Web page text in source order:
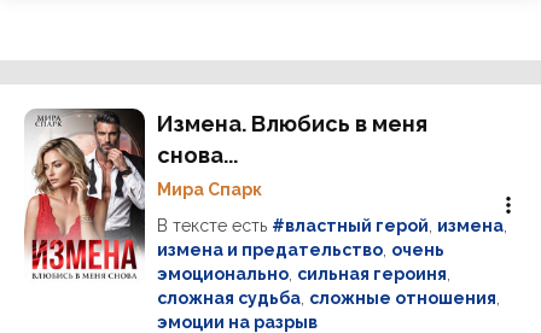
Измена. Влюбись в меня
снова...
Мира Спарк
В тексте есть #властный герой измена
измена и предательство очень
эмоционально сильная героиня
сложная судьба сложные отношения
эмоции на разрыв